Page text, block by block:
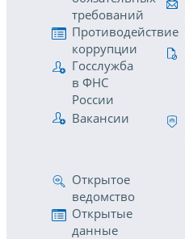
требований
Противодействие
коррупции
Госслужба
в ФНС
России
Вакансии
Открытое
ведомство
Открытые
данные